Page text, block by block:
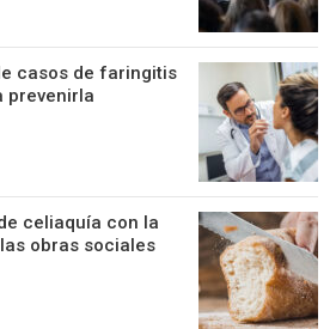
casos de faringitis
prevenirla
celiaquía con la
obras sociales